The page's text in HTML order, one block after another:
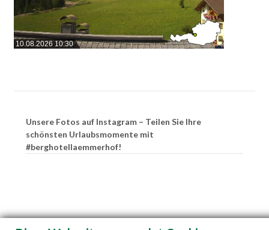
10.08.2026 10:30
Unsere Fotos auf Instagram – Teilen Sie Ihre
schönsten Urlaubsmomente mit
#berghotellaemmerhof!